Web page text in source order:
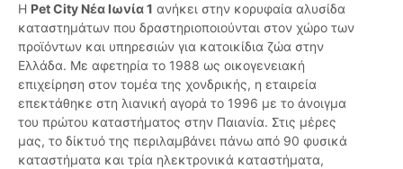
Η Pet City Νέα Ιωνία 1 ανήκει στην κορυφαία αλυσίδα
καταστημάτων που δραστηριοποιούνται στον χώρο των
προϊόντων και υπηρεσιών για κατοικίδια ζώα στην
Ελλάδα. Με αφετηρία το 1988 ως οικογενειακή
επιχείρηση στον τομέα της χονδρικής, η εταιρεία
επεκτάθηκε στη λιανική αγορά το 1996 με το άνοιγμα
του πρώτου καταστήματος στην Παιανία. Στις μέρες
μας, το δίκτυό της περιλαμβάνει πάνω από 90 φυσικά
καταστήματα και τρία ηλεκτρονικά καταστήματα,